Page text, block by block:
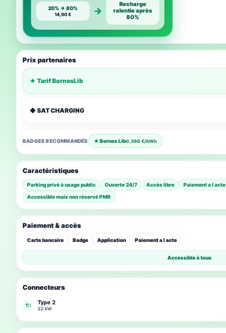
20% → 80%
14,90 € →
Recharge
ralentie après
80%
Prix partenaires
★ Tarif BornesLib
◆ SAT CHARGING
BADGES RECOMMANDÉS ★ Bornes Lib0,360 €/kWh
Caractéristiques
Parking privé à usage public Ouverte 24/7 Accès libre Paiement a l acte
Accessible mais non réservé PMR
Connecteurs
🔌 Type 2
22 kW
Paiement & accès
Carte bancaire Badge Application Paiement a l acte
Accessible à tous